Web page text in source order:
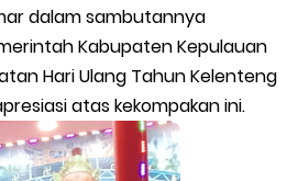
dalam sambutannya
Kabupaten Kepulauan
Hari Ulang Tahun Kelenteng
atas kekompakan ini.